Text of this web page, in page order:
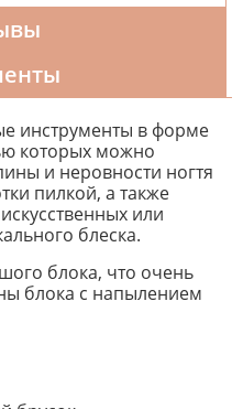
инструменты в форме
которых можно
и неровности ногтя
пилкой, а также
или
блеска.
блока, что очень
блока с напылением